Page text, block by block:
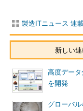
製造ITニュース 連
新しい
高度デー
を開発
グローバ